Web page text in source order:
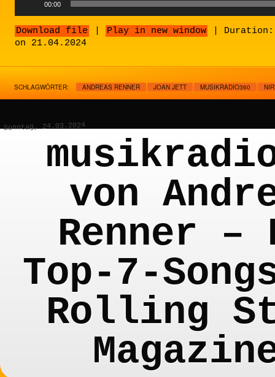
00:00
Download file Play in new window
on 21.04.2024
SCHLAGWÖRTER: ANDREAS RENNER JOAN JETT MUSIKRADIO360
Sonntag, 24.03.2024
von
Renner –
Top-7-
Rolling